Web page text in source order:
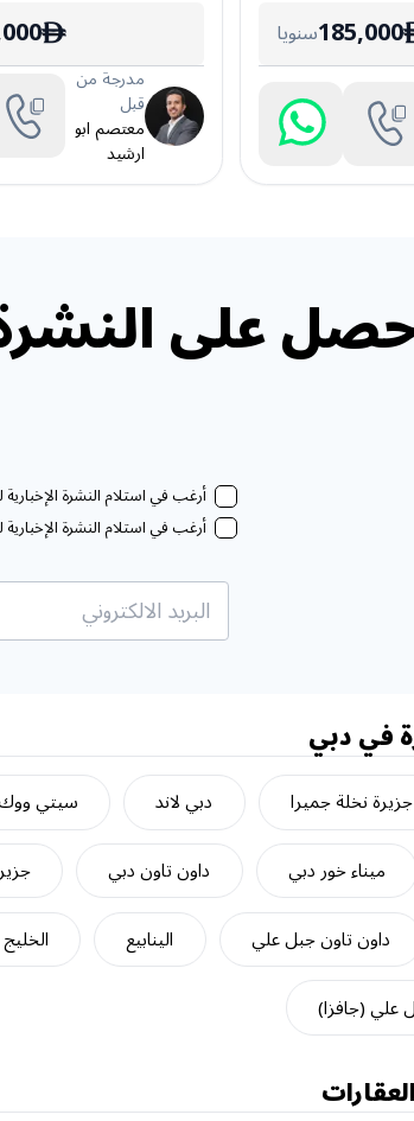
185,000سنويا ê
مدرجة من
قبل
معتصم ابو
ارشيد
على
أرغب في استلام النشرة الإخبارية
أرغب في استلام النشرة الإخبارية
في دبي
جزيرة نخلة جميرا دبي لاند سيتي
ميناء خور دبي داون تاون دبي
داون تاون جبل علي الينابيع
علي (جافزا)